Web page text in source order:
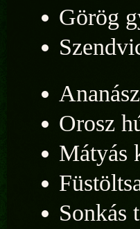
Görög
Orosz
Mátyás
Sonkás